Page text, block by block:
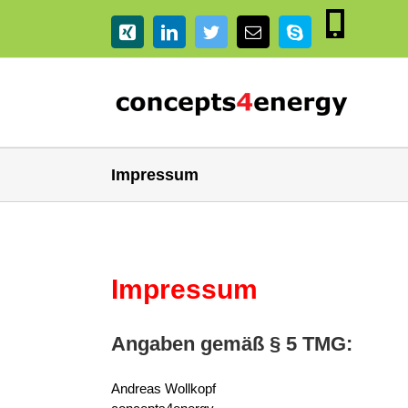
Xing LinkedInTwitterE-
Mail
SkypeTelefon
Impressum
Impressum
Angaben gemäß § 5 TMG:
Andreas Wollkopf